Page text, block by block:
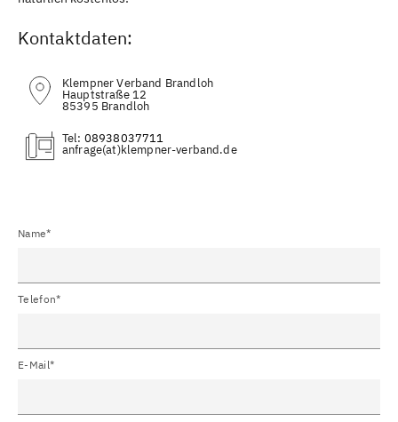
Kontaktdaten:
Klempner Verband Brandloh
Hauptstraße 12
85395 Brandloh
Tel: 08938037711
(at)
Name*
Telefon*
E-Mail*